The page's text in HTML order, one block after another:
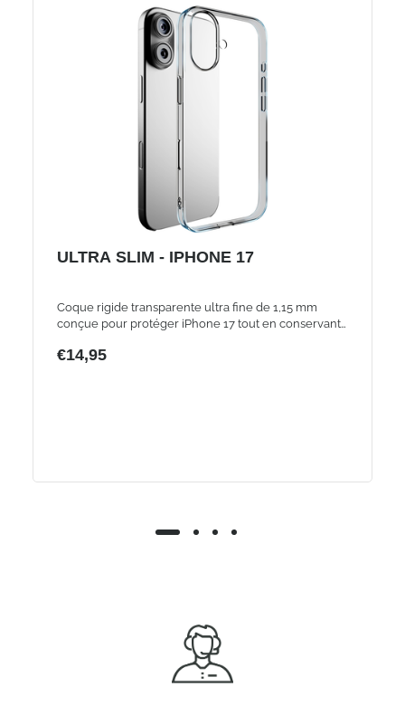
ULTRA SLIM - IPHONE 17
Coque rigide transparente ultra fine de 1,15 mm
conçue pour protéger iPhone 17 tout en conservant
rayures et anti jaunissement
€14,95